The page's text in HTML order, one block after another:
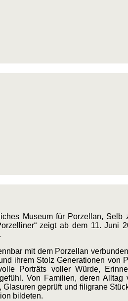
Museum für Porzellan, Selb
zeigt ab dem 11. Juni
mit dem Porzellan
ihrem Stolz Generationen von
Porträts voller Würde,
Von Familien, deren Alltag
geprüft und filigrane
bildeten.